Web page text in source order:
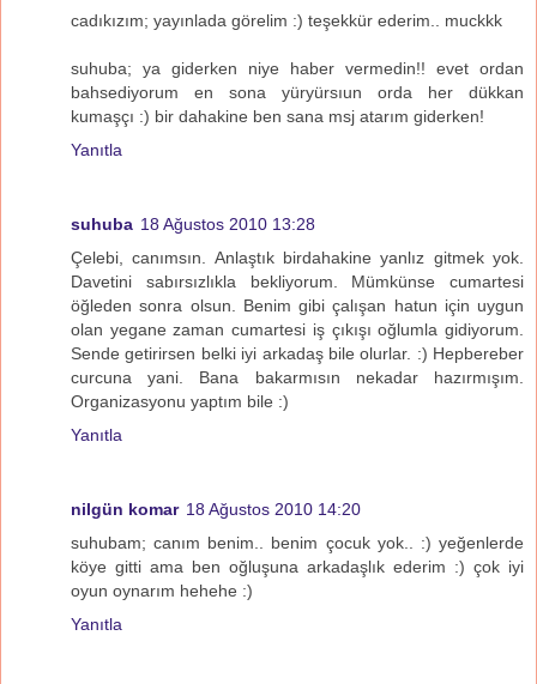
cadıkızım; yayınlada görelim :) teşekkür ederim.. muckkk
suhuba; ya giderken niye haber vermedin!! evet ordan
bahsediyorum en sona yüryürsıun orda her dükkan
kumaşçı :) bir dahakine ben sana msj atarım giderken!
Yanıtla
suhuba 18 Ağustos 2010 13:28
Çelebi, canımsın. Anlaştık birdahakine yanlız gitmek yok.
Davetini sabırsızlıkla bekliyorum. Mümkünse cumartesi
öğleden sonra olsun. Benim gibi çalışan hatun için uygun
olan yegane zaman cumartesi iş çıkışı oğlumla gidiyorum.
Sende getirirsen belki iyi arkadaş bile olurlar. :) Hepbereber
curcuna yani. Bana bakarmısın nekadar hazırmışım.
Organizasyonu yaptım bile :)
Yanıtla
nilgün komar 18 Ağustos 2010 14:20
suhubam; canım benim.. benim çocuk yok.. :) yeğenlerde
köye gitti ama ben oğluşuna arkadaşlık ederim :) çok iyi
oyun oynarım hehehe :)
Yanıtla